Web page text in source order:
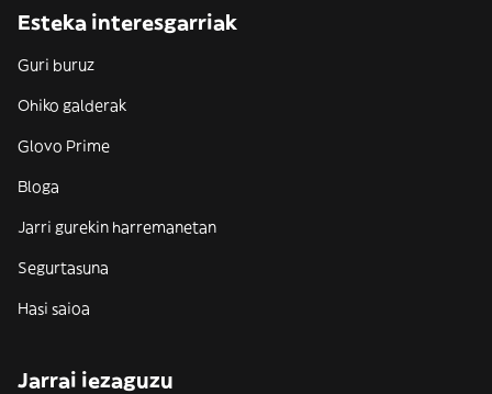
Esteka interesgarriak
Guri buruz
Ohiko galderak
Glovo Prime
Bloga
Jarri gurekin harremanetan
Segurtasuna
Hasi saioa
Jarrai iezaguzu